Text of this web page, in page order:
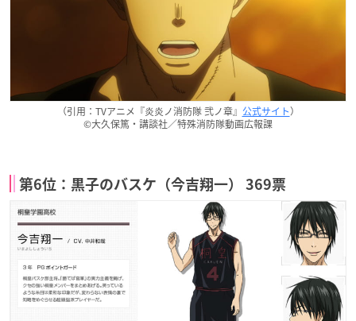
（引用：TVアニメ『炎炎ノ消防隊 弐ノ章』 公式サイト）
©大久保篤・講談社／特殊消防隊動画広報課
第6位：黒子のバスケ（今吉翔一） 369票